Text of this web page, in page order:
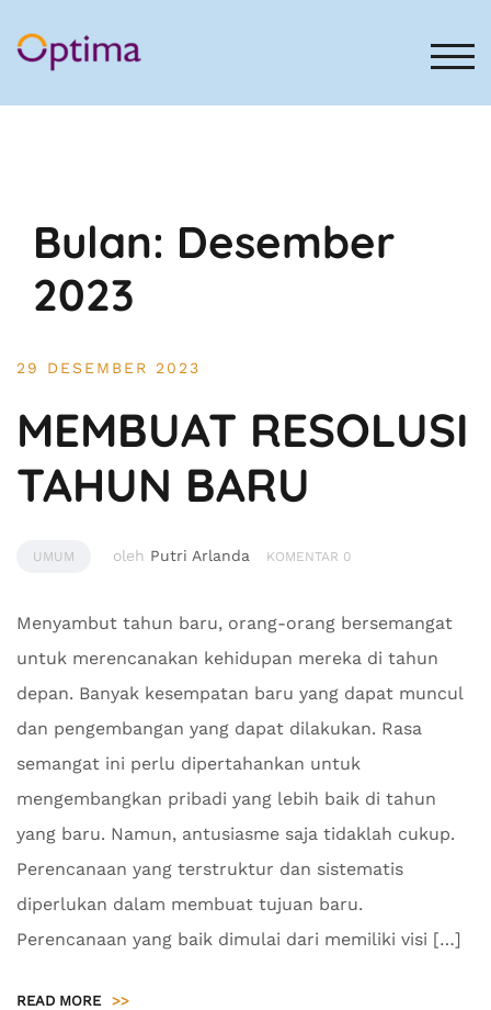
ke
konten
Bulan: Desember
2023
29 DESEMBER 2023
MEMBUAT RESOLUSI
TAHUN BARU
UMUM oleh Putri Arlanda KOMENTAR 0
Menyambut tahun baru, orang-orang bersemangat
untuk merencanakan kehidupan mereka di tahun
depan. Banyak kesempatan baru yang dapat muncul
dan pengembangan yang dapat dilakukan. Rasa
semangat ini perlu dipertahankan untuk
mengembangkan pribadi yang lebih baik di tahun
yang baru. Namun, antusiasme saja tidaklah cukup.
Perencanaan yang terstruktur dan sistematis
diperlukan dalam membuat tujuan baru.
Perencanaan yang baik dimulai dari memiliki visi […]
READ MORE >>